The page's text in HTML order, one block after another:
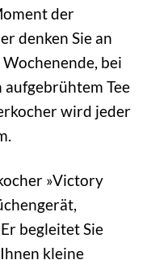
der
denken Sie an
bei
Tee
wird jeder
»Victory
begleitet Sie
kleine